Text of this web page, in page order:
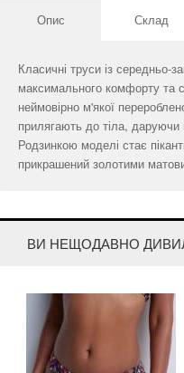
Опис Склад
Класичні труси із середньо-
максимального комфорту та
неймовірно м'якої
прилягають до тіла, даруючи
Родзинкою моделі стає
прикрашений золотими
ВИ НЕЩОДАВНО